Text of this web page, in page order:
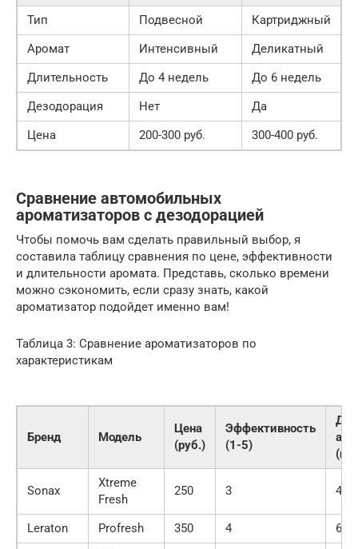
Тип
Подвесной
Картриджный
Аромат
Интенсивный
Деликатный
Длительность
До 4 недель
До 6 недель
Дезодорация
Нет
Да
Цена
200-300 руб. 300-400 руб.
Сравнение автомобильных
ароматизаторов с дезодорацией
Чтобы помочь вам сделать правильный выбор, я
составила таблицу сравнения по цене, эффективности
и длительности аромата. Представь, сколько времени
можно сэкономить, если сразу знать, какой
ароматизатор подойдет именно вам!
Таблица 3: Сравнение ароматизаторов по
характеристикам
Бренд Модель
Цена
(руб.)
Эффективность
(1-5)
Sonax
Xtreme
Fresh
250 3 4
Leraton Profresh 350 4 6